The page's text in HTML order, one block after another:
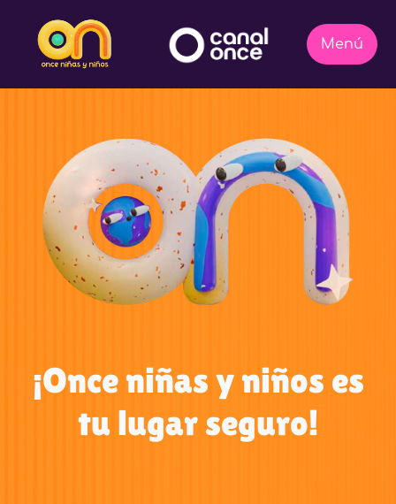
¡Once niñas y niños es
tu lugar seguro!